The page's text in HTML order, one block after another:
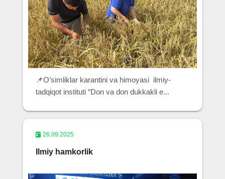
📌O’simliklar karantini va himoyasi ilmiy-
tadqiqot instituti “Don va don dukkakli e...
26.09.2025
Ilmiy hamkorlik